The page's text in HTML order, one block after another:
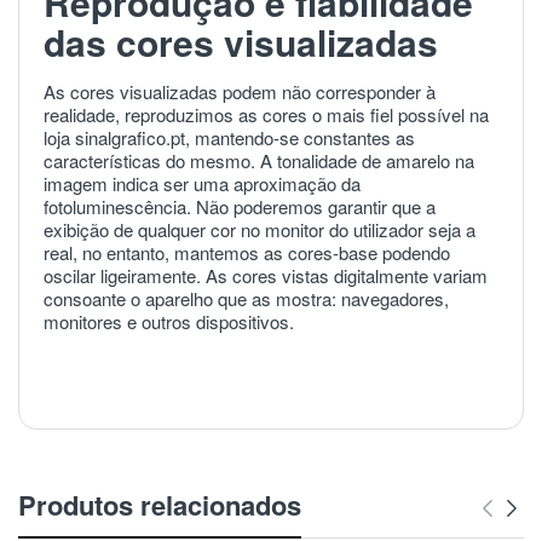
das cores visualizadas
As cores visualizadas podem não corresponder à
realidade, reproduzimos as cores o mais fiel possível na
loja sinalgrafico.pt, mantendo-se constantes as
características do mesmo. A tonalidade de amarelo na
imagem indica ser uma aproximação da
fotoluminescência. Não poderemos garantir que a
exibição de qualquer cor no monitor do utilizador seja a
real, no entanto, mantemos as cores-base podendo
oscilar ligeiramente. As cores vistas digitalmente variam
consoante o aparelho que as mostra: navegadores,
monitores e outros dispositivos.
Produtos relacionados